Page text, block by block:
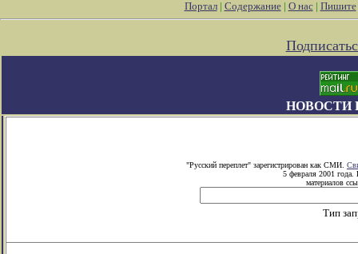
Портал| Содержание| О нас| Пишите
НОВОСТИ
"Русский переплет" зарегистрирован как СМИ.
5 февраля 2001 года.
материалов
Тип